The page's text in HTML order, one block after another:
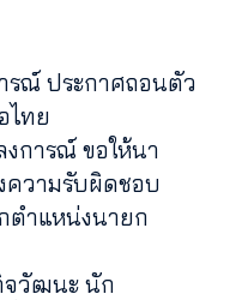
รณ์ ประกาศถอนตัว
ไทย
งการณ์ ขอให้นา
ความรับผิดชอบ
ตำแหน่งนายก
จวัฒนะ นัก